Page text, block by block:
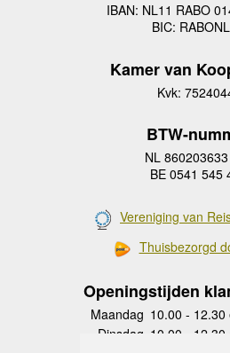
IBAN: NL11 RABO
BIC:
Kamer van
Kvk:
BTW-
NL 860203633
BE 0541 545
Vereniging van
Thuisbezorgd
Openingstijden
Maandag 10.00 -
Dinsdag 10.00 -